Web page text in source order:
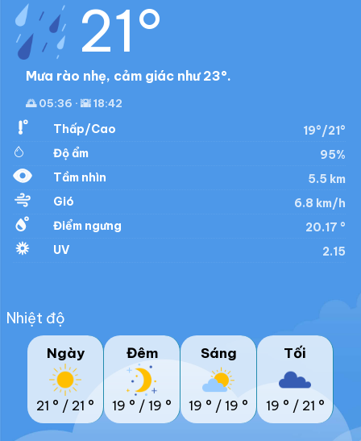
21°
Mưa rào nhẹ, cảm giác như 23°.
🌅 05:36 · 🌇 18:42
Thấp/Cao
19°/21°
Độ ẩm
95%
Tầm nhìn
5.5 km
Gió
6.8 km/h
Điểm ngưng
20.17 °
UV
2.15
Nhiệt độ
Ngày
21 ° / 21 °
Đêm
19 ° / 19 °
Sáng
19 ° / 19 °
Tối
19 ° / 21 °